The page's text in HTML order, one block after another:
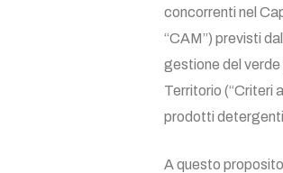
concorrenti nel
“CAM”) previsti
gestione del verde
Territorio (“Criteri
prodotti
A questo